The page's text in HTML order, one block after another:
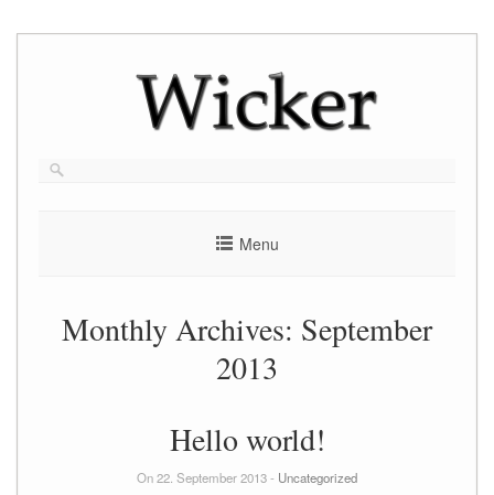
Menu
Monthly Archives: September
2013
Hello world!
On 22. September 2013 - Uncategorized